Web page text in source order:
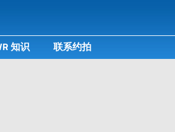
知识 联系约拍